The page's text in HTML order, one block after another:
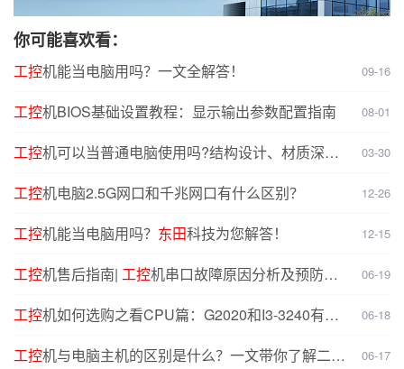
你可能喜欢看：
工控机能当电脑用吗？一文全解答！ 09-16
工控机BIOS基础设置教程：显示输出参数配置指南 08-01
工控机可以当普通电脑使用吗?结构设计、材质深度
03-30
工控机电脑2.5G网口和千兆网口有什么区别？ 12-26
工控机能当电脑用吗？ 东田科技为您解答！ 12-15
工控机售后指南| 工控机串口故障原因分析及预防解
06-19
工控机如何选购之看CPU篇：G2020和I3-3240有什
06-18
工控机与电脑主机的区别是什么？一文带你了解二者
06-17